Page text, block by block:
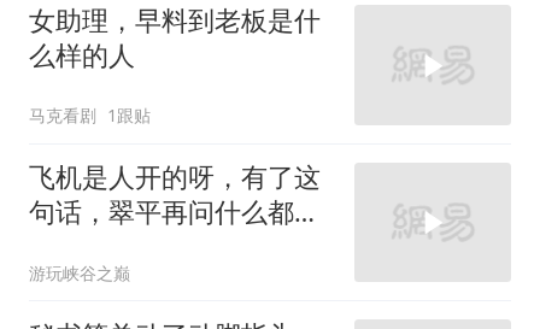
女助理，早料到老板是什
么样的人
马克看剧 1跟贴
飞机是人开的呀，有了这
句话，翠平再问什么都不
游玩峡谷之巅